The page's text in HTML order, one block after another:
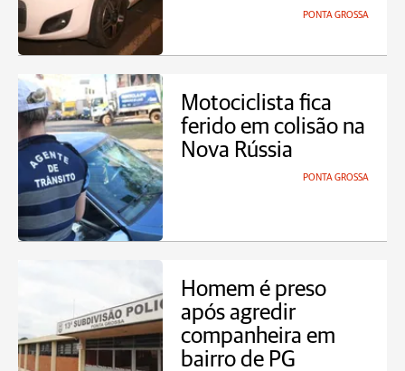
PONTA GROSSA
Motociclista fica
ferido em colisão na
Nova Rússia
PONTA GROSSA
Homem é preso
após agredir
companheira em
bairro de PG